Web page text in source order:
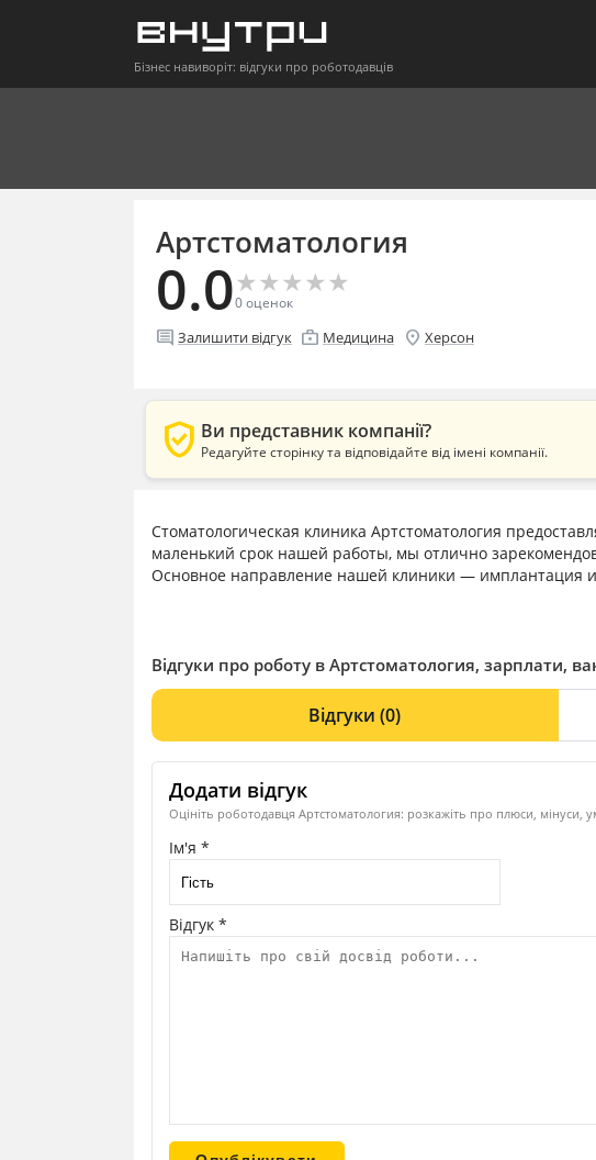
Бізнес навиворіт: відгуки про роботодавців
Артстоматология
0.0★
★★
★★
★★
★★
★
0оценок
comment Залишити відгук enterprise Медицина location_on Херсон
verified_user Ви представник компанії?
Редагуйте сторінку та відповідайте від імені компанії.
Стоматологическая клиника Артстоматология
маленький срок нашей работы, мы отлично
Основное направление нашей клиники — имплантация
Відгуки про роботу в Артстоматология, зарплати,
Відгуки(0)
Додати відгук
Оцініть роботодавця Артстоматология: розкажіть про плюси, мінуси,
Ім'я *
Відгук *